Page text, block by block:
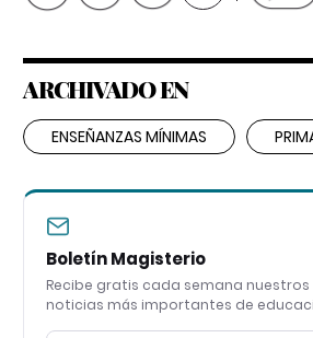
ARCHIVADO EN
ENSEÑANZAS MÍNIMAS
Boletín Magisterio
Recibe gratis cada semana
noticias más importantes de